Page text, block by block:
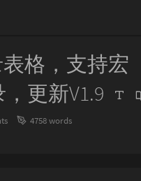
格，支持宏
更新V1.9
4758 words